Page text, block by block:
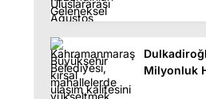
Milyonluk